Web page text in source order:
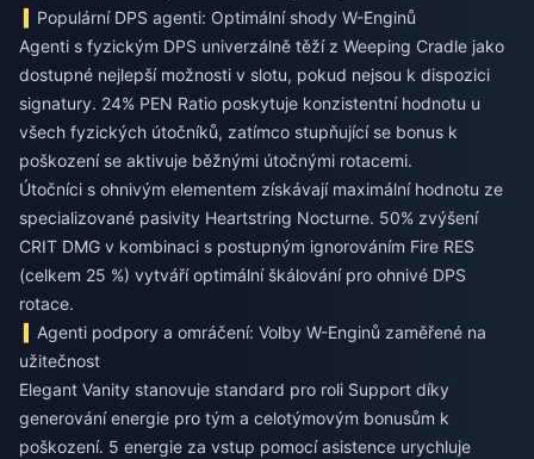
Populární DPS agenti: Optimální shody W-Enginů
Agenti s fyzickým DPS univerzálně těží z Weeping Cradle jako
dostupné nejlepší možnosti v slotu, pokud nejsou k dispozici
signatury. 24% PEN Ratio poskytuje konzistentní hodnotu u
všech fyzických útočníků, zatímco stupňující se bonus k
poškození se aktivuje běžnými útočnými rotacemi.
Útočníci s ohnivým elementem získávají maximální hodnotu ze
specializované pasivity Heartstring Nocturne. 50% zvýšení
CRIT DMG v kombinaci s postupným ignorováním Fire RES
(celkem 25 %) vytváří optimální škálování pro ohnivé DPS
rotace.
Agenti podpory a omráčení: Volby W-Enginů zaměřené na
užitečnost
Elegant Vanity stanovuje standard pro roli Support díky
generování energie pro tým a celotýmovým bonusům k
poškození. 5 energie za vstup pomocí asistence urychluje